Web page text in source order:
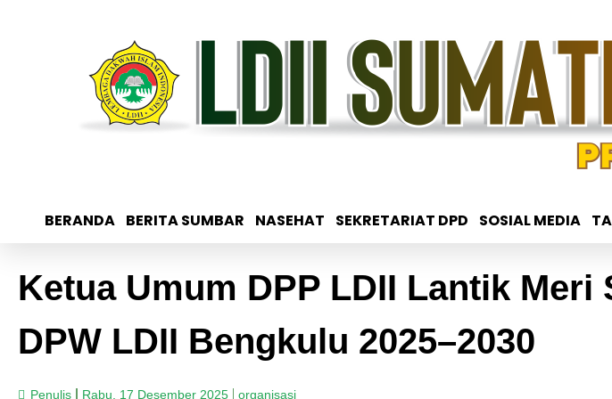
BERANDA BERITA SUMBAR NASEHAT SEKRETARIAT DPD SOSIAL MEDIA
Ketua Umum DPP LDII Lantik Meri
DPW LDII Bengkulu 2025–2030
Penulis Rabu, 17 Desember 2025 organisasi